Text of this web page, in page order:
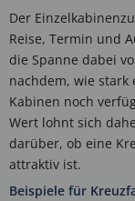
Der
Reise, Termin und
die Spanne dabei
nachdem, wie stark
Kabinen noch
Wert lohnt sich
darüber, ob eine
attraktiv ist.
Beispiele für